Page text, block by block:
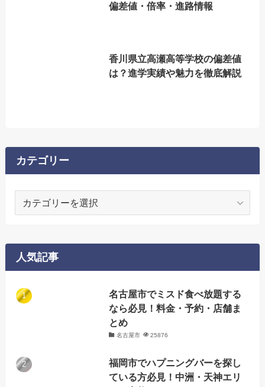
偏差値・倍率・進路情報
香川県立高瀬高等学校の偏差値
は？進学実績や魅力を徹底解説
カテゴリー
リ
ー
人気記事
名古屋市でミスド食べ放題する
なら必見！料金・予約・店舗ま
とめ
名古屋市 25876
福岡市でハプニングバーを探し
ている方必見！中洲・天神エリ